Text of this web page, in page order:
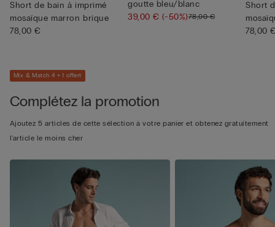
Short de bain à imprimé
mosaïque marron brique
78,00 €
goutte bleu/blanc
39,00 €(-50%)78,00 €
Short
78,00
Mix & Match 4 + 1 offert
Complétez la promotion
Ajoutez 5 articles de cette sélection à votre panier et obtenez gratuitement
l'article le moins cher